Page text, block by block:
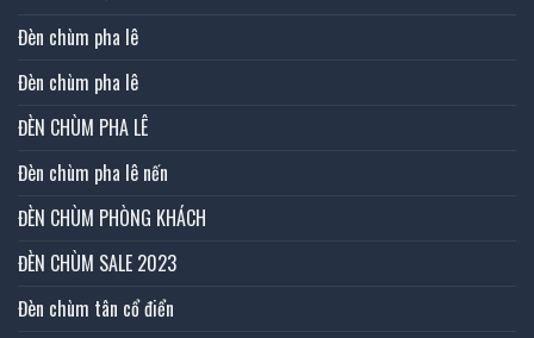
Đèn chùm pha lê
Đèn chùm pha lê
ĐÈN CHÙM PHA LÊ
Đèn chùm pha lê nến
ĐÈN CHÙM PHÒNG KHÁCH
ĐÈN CHÙM SALE 2023
Đèn chùm tân cổ điển